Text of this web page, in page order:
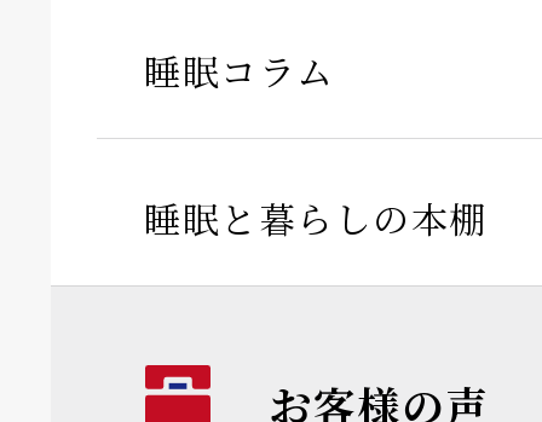
睡眠コラム
睡眠と暮らしの本棚
お客様の声